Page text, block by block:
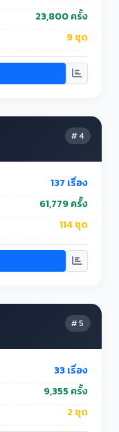
23,800 ครั้ง
9 ชุด
# 4
137 เรื่อง
61,779 ครั้ง
114 ชุด
# 5
33 เรื่อง
9,355 ครั้ง
2 ชุด